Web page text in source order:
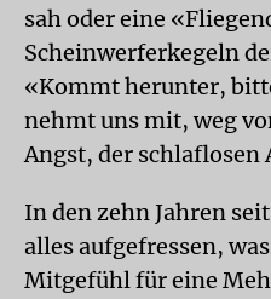
sah oder eine
Scheinwerferkegeln
«Kommt herunter,
nehmt uns mit, weg
Angst, der schlaflosen
In den zehn Jahren
alles aufgefressen,
Mitgefühl für eine